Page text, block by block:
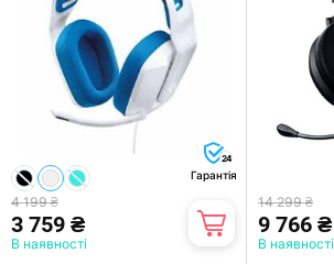
24
Гарантія
4 199 ₴
3 759 ₴
В наявності
14 299 ₴
9 766 ₴
В наявності